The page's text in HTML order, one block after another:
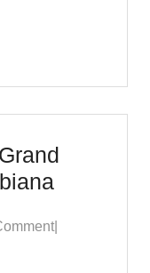
Interview